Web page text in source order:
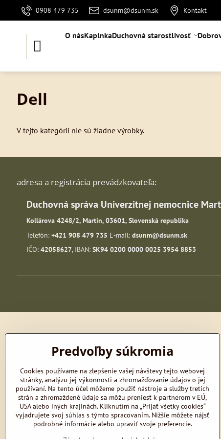
0908 479 735 dsunm@dsunm.sk Kontakt
O násKaplnkaDuchovná starostlivosť
Dell
V tejto kategórii nie sú žiadne výrobky.
adresa a registrácia prevádzkovateľa:
Duchovná správa Univerzitnej nemocnice
Kollárova 4248/2, Martin, 03601, Slovenská republika
Telefón: +421 908 479 735 E-mail: dsunm@dsunm.sk
IČO: 42058627, IBAN: SK94 0200 0000 0025 3954 8853
Predvoľby súkromia
Cookies používame na zlepšenie vašej návštevy tejto webovej
stránky, analýzu jej výkonnosti a zhromažďovanie údajov o jej
používaní. Na tento účel môžeme použiť nástroje a služby tretích
strán a zhromaždené údaje sa môžu preniesť k partnerom v EÚ,
USA alebo iných krajinách. Kliknutím na „Prijať všetky cookies“
vyjadrujete svoj súhlas s týmto spracovaním. Nižšie môžete nájsť
podrobné informácie alebo upraviť svoje preferencie.